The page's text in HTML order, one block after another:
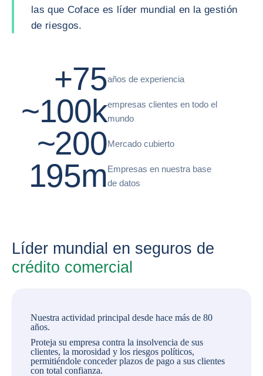
las que Coface es líder mundial en la gestión
de riesgos.
+75años de experiencia
~100kempresas clientes en todo el
mundo
~200Mercado cubierto
195mEmpresas en nuestra base
de datos
Líder mundial en seguros de
crédito comercial
Nuestra actividad principal desde hace más de 80
años.
Proteja su empresa contra la insolvencia de sus
clientes, la morosidad y los riesgos políticos,
permitiéndole conceder plazos de pago a sus clientes
con total confianza.